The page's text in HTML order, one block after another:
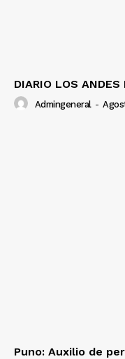
DIARIO LOS
Admingeneral -
Puno: Auxilio de